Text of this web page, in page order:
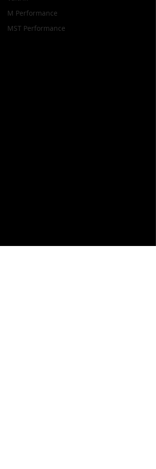
M Performance
MST Performance